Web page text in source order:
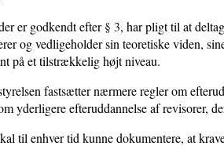
er godkendt efter§ 3, har pligt til at
og vedligeholder sin teoretiske viden,
på et tilstrækkelig højt niveau.
fastsætter nærmere regler om
yderligere efteruddannelse af revisorer,
til enhver tid kunne dokumentere, at